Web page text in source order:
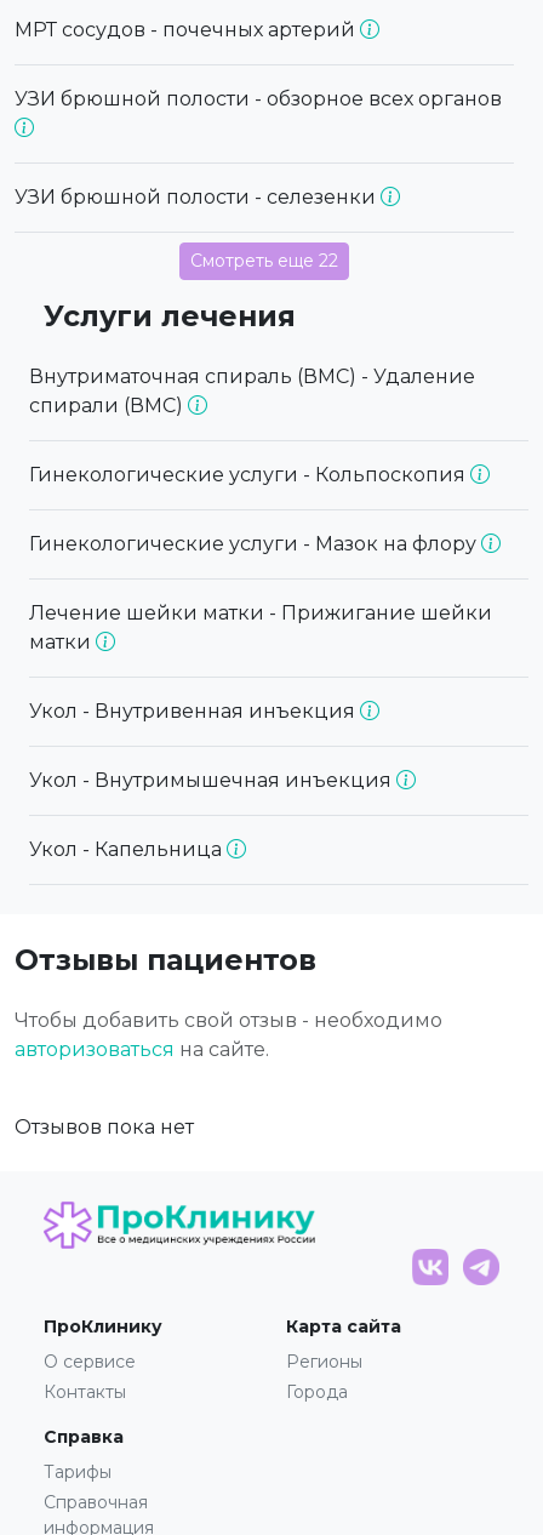
МРТ сосудов - почечных артерий
УЗИ брюшной полости - обзорное всех органов
УЗИ брюшной полости - селезенки
Смотреть еще 22
Услуги лечения
Внутриматочная спираль (ВМС) - Удаление
спирали (ВМС)
Гинекологические услуги - Кольпоскопия
Гинекологические услуги - Мазок на флору
Лечение шейки матки - Прижигание шейки
матки
Укол - Внутривенная инъекция
Укол - Внутримышечная инъекция
Укол - Капельница
Отзывы пациентов
Чтобы добавить свой отзыв - необходимо
авторизоваться на сайте.
Отзывов пока нет
ПроКлинику
О сервисе
Контакты
Карта сайта
Регионы
Города
Справка
Тарифы
Справочная
информация